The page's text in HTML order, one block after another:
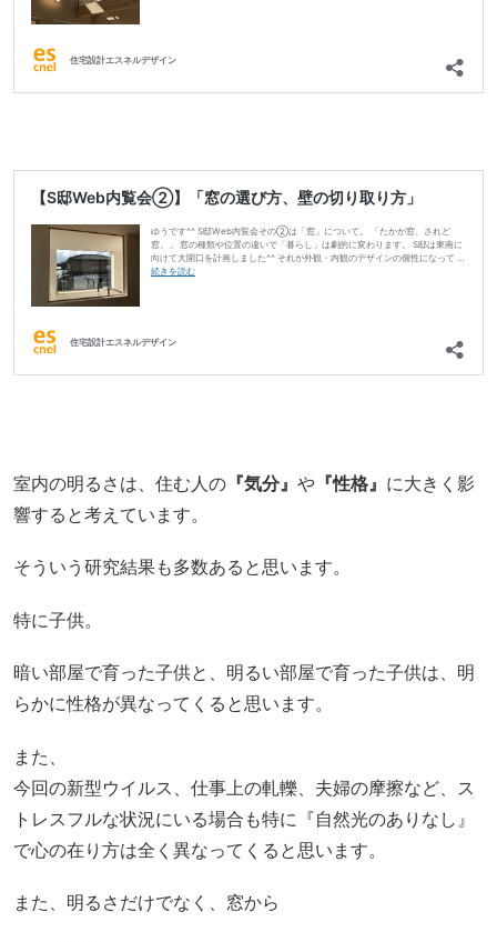
室内の明るさは、住む人の『気分』 や『性格』 に大きく影
響すると考えています。
そういう研究結果も多数あると思います。
特に子供。
暗い部屋で育った子供と、明るい部屋で育った子供は、明
らかに性格が異なってくると思います。
また、
今回の新型ウイルス、仕事上の軋轢、夫婦の摩擦など、ス
トレスフルな状況にいる場合も特に『自然光のありなし』
で心の在り方は全く異なってくると思います。
また、明るさだけでなく、窓から